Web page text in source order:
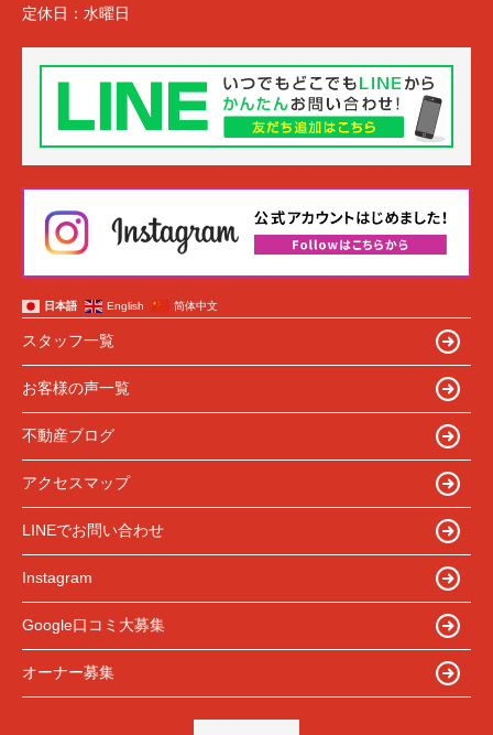
定休日： 水曜日
日本語 English 简体中文
スタッフ一覧
お客様の声一覧
不動産ブログ
アクセスマップ
LINEでお問い合わせ
Instagram
Google口コミ大募集
オーナー募集